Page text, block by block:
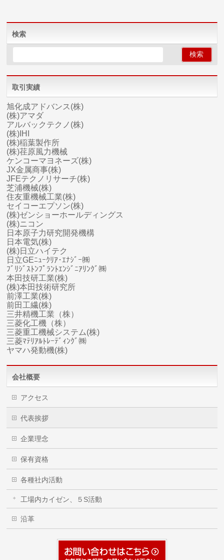
検索
取引実績
旭化成アドバンス(株)
(株)アマダ
アルバックテクノ(株)
(株)IHI
(株)稲葉製作所
(株)荏原風力機械
ケンコーマヨネーズ(株)
JX金属商事(株)
JFEテクノリサーチ(株)
芝浦機械(株)
住友重機械工業(株)
セイコーエプソン(株)
(株)ゼンショーホールディングス
(株)ニコン
日本原子力研究開発機構
日本電気(株)
(株)日立ハイテク
日立GEﾆｭｰｸﾘｱ･ｴﾅｼﾞｰ㈱
ﾌﾞﾘｼﾞｽﾄﾝﾌﾟﾗﾝﾄｴﾝｼﾞﾆｱﾘﾝｸﾞ㈱
本田技研工業(株)
(株)本田技術研究所
前澤工業(株)
前田工繊(株)
三井精機工業（株）
三菱化工機（株）
三菱重工機械システム(株)
三菱ﾏﾃﾘｱﾙﾄﾚｰﾃﾞｨﾝｸﾞ㈱
ヤマハ発動機(株)
会社概要
アクセス
代表挨拶
企業理念
保有資格
各種社内活動
工場内カイゼン、５S活動
沿革